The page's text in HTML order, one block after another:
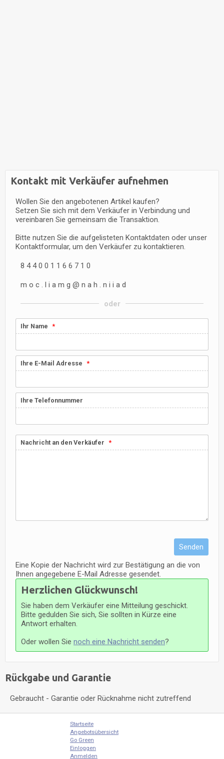
Kontakt mit Verkäufer aufnehmen
Wollen Sie den angebotenen Artikel kaufen?
Setzen Sie sich mit dem Verkäufer in Verbindung und
vereinbaren Sie gemeinsam die Transaktion.
Bitte nutzen Sie die aufgelisteten Kontaktdaten oder unser
Kontaktformular, um den Verkäufer zu kontaktieren.
8 4 4 0 0 1 1 6 6 7 1 0
m o c . l i a m g @ n a h . n i i a d
oder
Ihr Name
Ihre E-Mail Adresse
Ihre Telefonnummer
Nachricht an den Verkäufer
Senden
Eine Kopie der Nachricht wird zur Bestätigung an die von
Ihnen angegebene E-Mail Adresse gesendet.
Herzlichen Glückwunsch!
Sie haben dem Verkäufer eine Mitteilung geschickt.
Bitte gedulden Sie sich, Sie sollten in Kürze eine
Antwort erhalten.
Oder wollen Sie noch eine Nachricht senden?
Rückgabe und Garantie
Gebraucht - Garantie oder Rücknahme nicht zutreffend
Startseite
Angebotsübersicht
Go Green
Einloggen
Anmelden